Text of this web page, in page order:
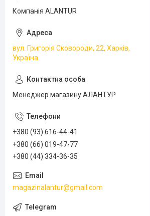
Компанія ALANTUR
вул. Григорія Сковороди, 22, Харків,
Україна
Менеджер магазину АЛАНТУР
+380 (93) 616-44-41
+380 (66) 019-47-77
+380 (44) 334-36-35
magazinalantur@gmail.com